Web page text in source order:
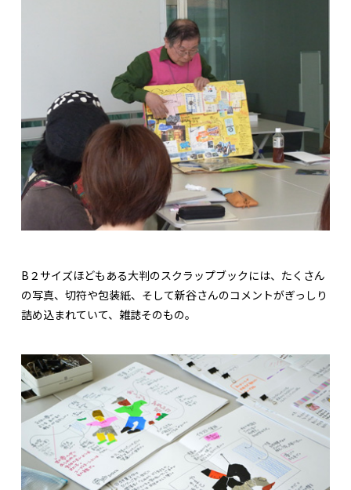
B２サイズほどもある大判のスクラップブックには、たくさん
の写真、切符や包装紙、そして新谷さんのコメントがぎっしり
詰め込まれていて、雑誌そのもの。